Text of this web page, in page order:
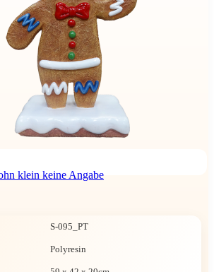
klein keine Angabe
S-095_PT
Polyresin